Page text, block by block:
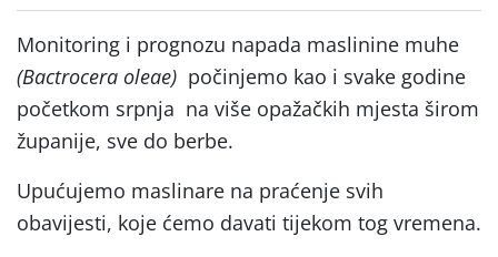
Monitoring i prognozu napada maslinine muhe
(Bactrocera oleae) počinjemo kao i svake godine
početkom srpnja na više opažačkih mjesta širom
županije, sve do berbe.
Upućujemo maslinare na praćenje svih
obavijesti, koje ćemo davati tijekom tog vremena.